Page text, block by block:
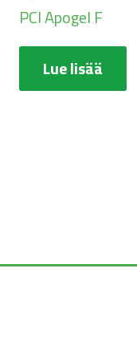
PCI Apogel F
Lue lisää